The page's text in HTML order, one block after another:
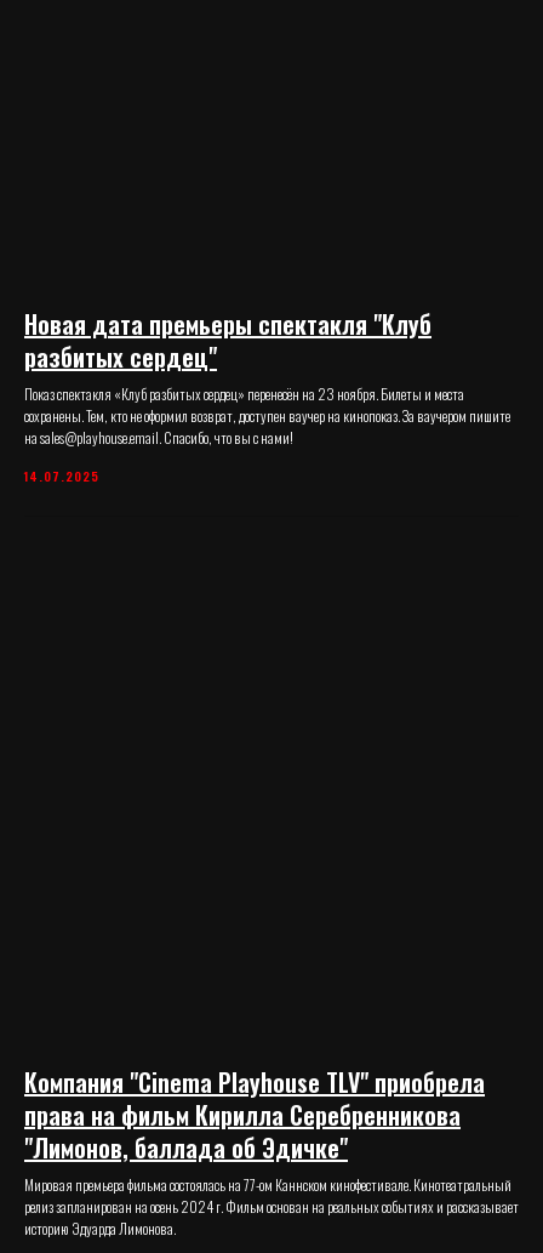
Новая дата премьеры спектакля "Клуб
разбитых сердец"
Показ спектакля «Клуб разбитых сердец» перенесён на 23 ноября. Билеты и места
сохранены. Тем, кто не оформил возврат, доступен ваучер на кинопоказ. За ваучером пишите
на sales@playhouse.email. Спасибо, что вы с нами!
14.07.2025
Компания "Cinema Playhouse TLV" приобрела
права на фильм Кирилла Серебренникова
"Лимонов, баллада об Эдичке"
Мировая премьера фильма состоялась на 77-ом Каннском кинофестивале. Кинотеатральный
релиз запланирован на осень 2024 г. Фильм основан на реальных событиях и рассказывает
историю Эдуарда Лимонова.